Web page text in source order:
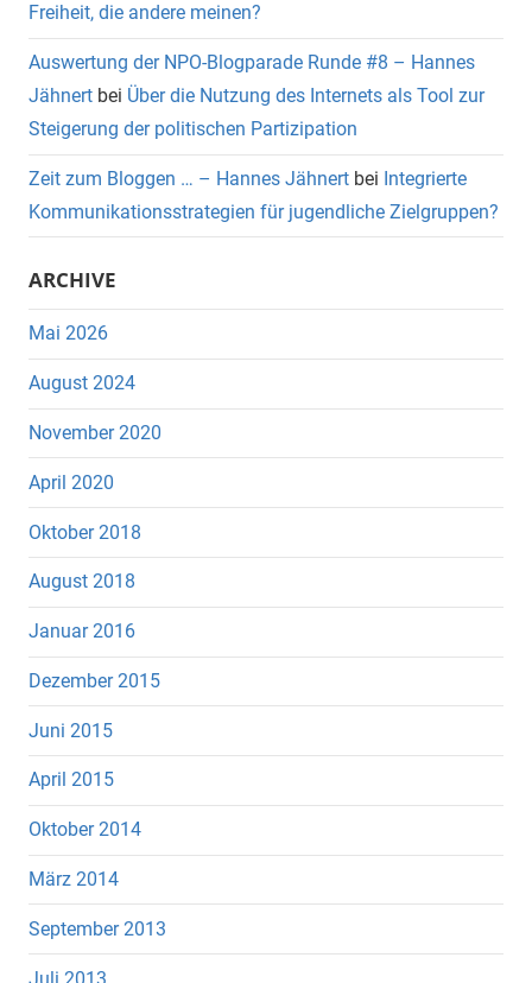
Freiheit, die andere meinen?
Auswertung der NPO-Blogparade Runde #8 – Hannes
Jähnert bei Über die Nutzung des Internets als Tool zur
Steigerung der politischen Partizipation
Zeit zum Bloggen … – Hannes Jähnert bei Integrierte
Kommunikationsstrategien für jugendliche Zielgruppen?
ARCHIVE
Mai 2026
August 2024
November 2020
April 2020
Oktober 2018
August 2018
Januar 2016
Dezember 2015
Juni 2015
April 2015
Oktober 2014
März 2014
September 2013
Juli 2013